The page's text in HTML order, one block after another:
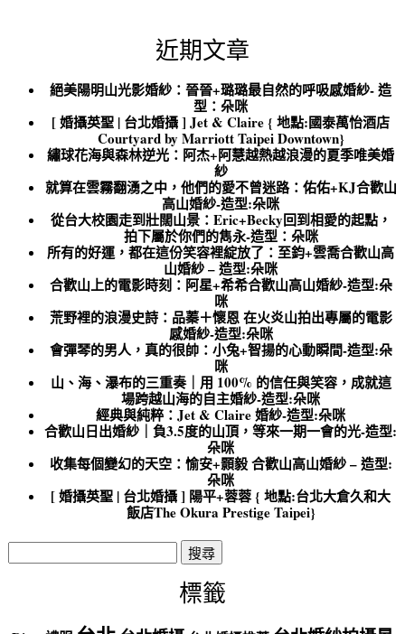
近期文章
絕美陽明山光影婚紗：晉晉+璐璐最自然的呼吸感婚紗- 造
型：朵咪
[ 婚攝英聖 | 台北婚攝 ] Jet & Claire { 地點:國泰萬怡酒店
Courtyard by Marriott Taipei Downtown}
繡球花海與森林逆光：阿杰+阿慧越熱越浪漫的夏季唯美婚
紗
就算在雲霧翻湧之中，他們的愛不曾迷路：佑佑+KJ合歡山
高山婚紗-造型:朵咪
從台大校園走到壯闊山景：Eric+Becky回到相愛的起點，
拍下屬於你們的雋永-造型：朵咪
所有的好運，都在這份笑容裡綻放了：至鈞+雲喬合歡山高
山婚紗 – 造型:朵咪
合歡山上的電影時刻：阿星+希希合歡山高山婚紗-造型:朵
咪
荒野裡的浪漫史詩：品蓁＋懷恩 在火炎山拍出專屬的電影
感婚紗-造型:朵咪
會彈琴的男人，真的很帥：小兔+智揚的心動瞬間-造型:朵
咪
山、海、瀑布的三重奏｜用 100% 的信任與笑容，成就這
場跨越山海的自主婚紗-造型:朵咪
經典與純粹：Jet & Claire 婚紗-造型:朵咪
合歡山日出婚紗｜負3.5度的山頂，等來一期一會的光-造型:
朵咪
收集每個變幻的天空：愉安+顥毅 合歡山高山婚紗 – 造型:
朵咪
[ 婚攝英聖 | 台北婚攝 ] 陽平+蓉蓉 { 地點:台北大倉久和大
飯店The Okura Prestige Taipei}
搜
尋
標籤